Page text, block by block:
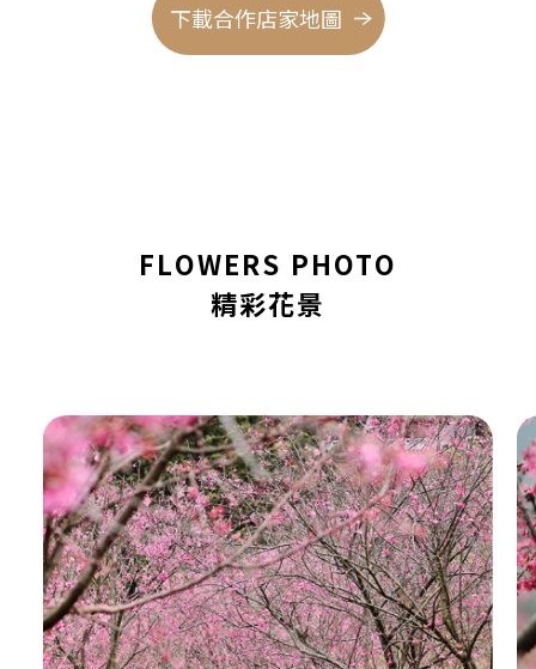
下載合作店家地圖
FLOWERS PHOTO
精彩花景